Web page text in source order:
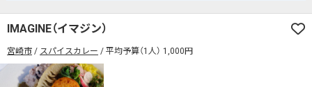
カレーのジャンルを絞り込む
無料駐車場あり
カレーのジャンルを絞り込む
席の予約可
IMAGINE（イマジン）
宮崎市 スパイスカレー 平均予算（1人） 1,000円